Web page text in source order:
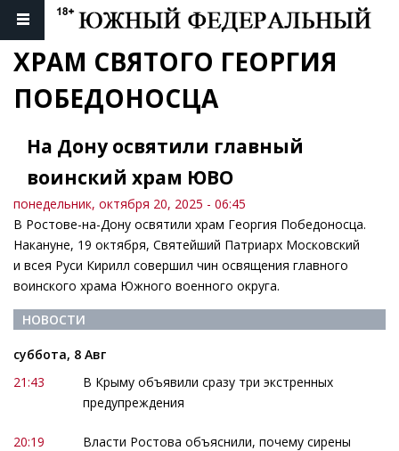
ХРАМ СВЯТОГО ГЕОРГИЯ
ПОБЕДОНОСЦА
На Дону освятили главный
воинский храм ЮВО
понедельник, октября 20, 2025 - 06:45
В Ростове-на-Дону освятили храм Георгия Победоносца.
Накануне, 19 октября, Святейший Патриарх Московский
и всея Руси Кирилл совершил чин освящения главного
воинского храма Южного военного округа.
НОВОСТИ
суббота, 8 Авг
21:43
В Крыму объявили сразу три экстренных
предупреждения
20:19
Власти Ростова объяснили, почему сирены